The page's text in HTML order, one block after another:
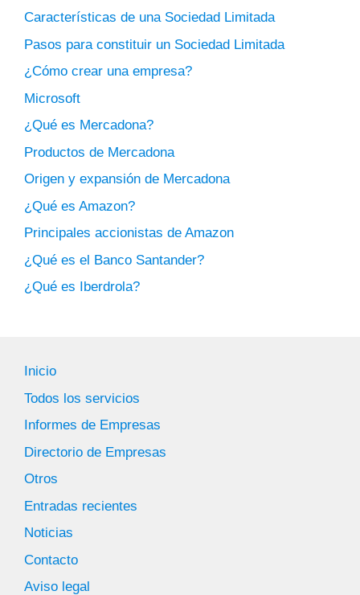
Características de una Sociedad Limitada
Pasos para constituir un Sociedad Limitada
¿Cómo crear una empresa?
Microsoft
¿Qué es Mercadona?
Productos de Mercadona
Origen y expansión de Mercadona
¿Qué es Amazon?
Principales accionistas de Amazon
¿Qué es el Banco Santander?
¿Qué es Iberdrola?
Inicio
Todos los servicios
Informes de Empresas
Directorio de Empresas
Otros
Entradas recientes
Noticias
Contacto
Aviso legal